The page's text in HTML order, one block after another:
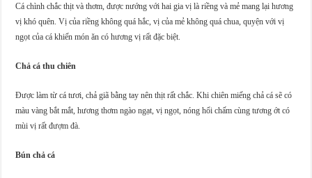
Cá chình chắc thịt và thơm, được nướng với hai gia vị là riềng và mẻ mang lại hương
vị khó quên. Vị của riềng không quá hắc, vị của mẻ không quá chua, quyện với vị
ngọt của cá khiến món ăn có hương vị rất đặc biệt.
Chả cá thu chiên
Được làm từ cá tươi, chả giã bằng tay nên thịt rất chắc. Khi chiên miếng chả cá sẽ có
màu vàng bắt mắt, hương thơm ngào ngạt, vị ngọt, nóng hổi chấm cùng tương ớt có
mùi vị rất đượm đà.
Bún chả cá